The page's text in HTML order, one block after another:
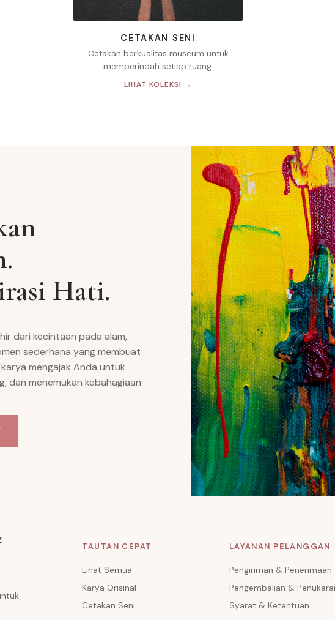
CETAKAN SENI
Cetakan berkualitas museum untuk
memperindah setiap ruang.
LIHAT KOLEKSI →
Hati.
dari kecintaan pada alam,
sederhana yang membuat
mengajak Anda untuk
dan menemukan kebahagiaan
TAUTAN CEPAT
Lihat Semua
Karya Orisinal
Cetakan Seni
LAYANAN PELANGGAN
Pengiriman & Penerimaan
Pengembalian &
Syarat & Ketentuan